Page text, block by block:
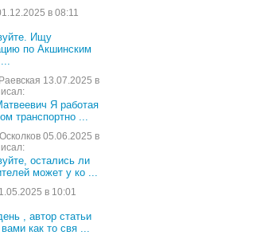
в 08:11
Ищу
по Акшинским
13.07.2025 в
Я работая
транспортно ...
05.06.2025 в
остались ли
может у ко ...
в 10:01
, автор статьи
как то свя ...